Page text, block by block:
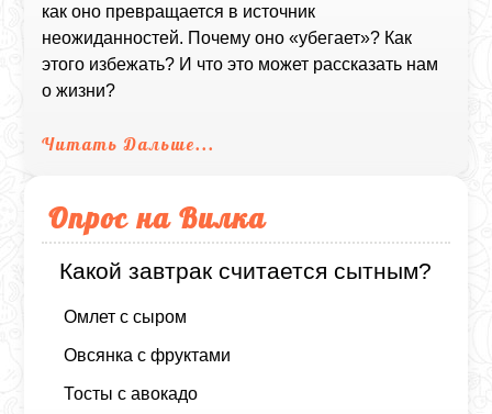
как оно превращается в источник
неожиданностей. Почему оно «убегает»? Как
этого избежать? И что это может рассказать нам
о жизни?
Читать Дальше...
Опрос на Вилка
Какой завтрак считается сытным?
Омлет с сыром
Овсянка с фруктами
Тосты с авокадо